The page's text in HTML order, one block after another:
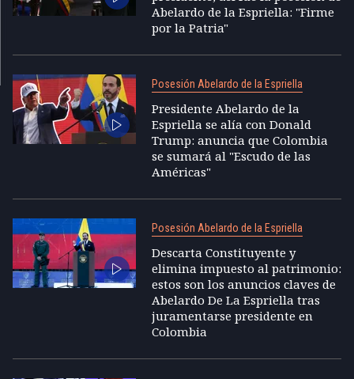
Abelardo de la Espriella: "Firme
por la Patria"
Posesión Abelardo de la Espriella
Presidente Abelardo de la
Espriella se alía con Donald
Trump: anuncia que Colombia
se sumará al "Escudo de las
Américas"
Posesión Abelardo de la Espriella
Descarta Constituyente y
elimina impuesto al patrimonio:
estos son los anuncios claves de
Abelardo De La Espriella tras
juramentarse presidente en
Colombia